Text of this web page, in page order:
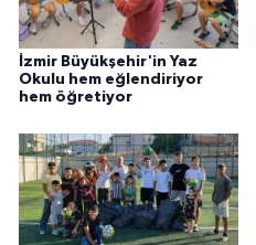
İzmir Büyükşehir'in Yaz
Okulu hem eğlendiriyor
hem öğretiyor